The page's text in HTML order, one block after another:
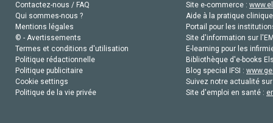
Contactez-nous / FAQ
Qui sommes-nous ?
Mentions légales
© - Avertissements
Termes et conditions d'utilisation
Politique rédactionnelle
Politique publicitaire
Cookie settings
Politique de la vie privée
Site e-commerce :
Aide à la pratique
Portail pour les
Site d'information sur
E-learning pour les
Bibliothèque d'e-books
Blog special IFSI :
Suivez notre actualité
Site d'emploi en santé :